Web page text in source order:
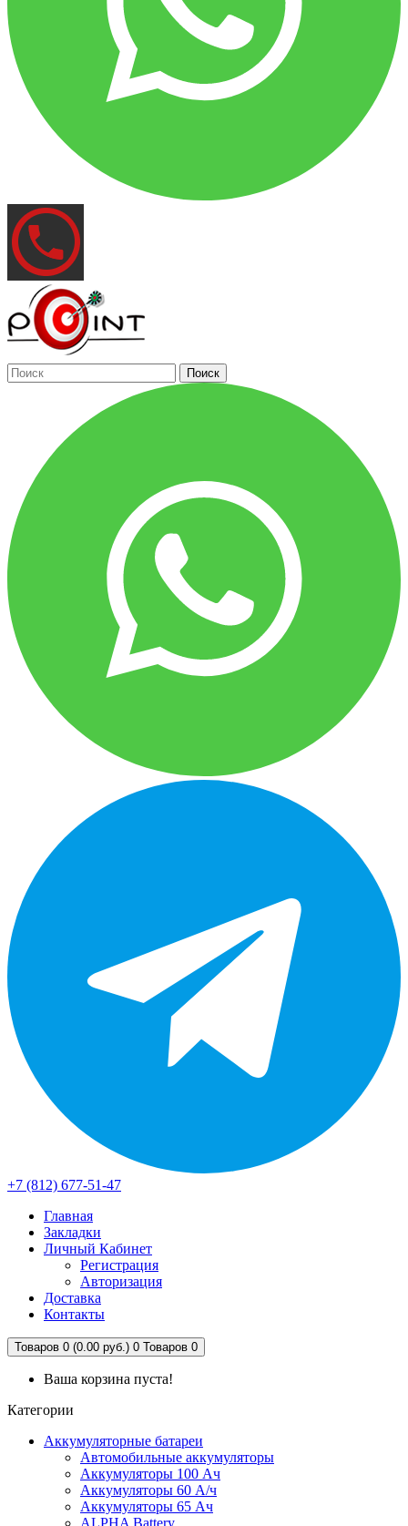
Поиск
+7 (812) 677-51-47
Главная
Закладки
Личный Кабинет
Регистрация
Авторизация
Доставка
Контакты
Товаров 0 (0.00 руб.) 0 Товаров 0
Ваша корзина пуста!
Категории
Аккумуляторные батареи
Автомобильные аккумуляторы
Аккумуляторы 100 Ач
Аккумуляторы 60 А/ч
Аккумуляторы 65 Ач
ALPHA Battery